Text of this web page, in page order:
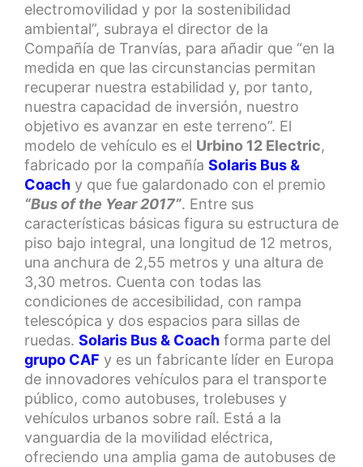
electromovilidad y por la sostenibilidad
ambiental”, subraya el director de la
Compañía de Tranvías, para añadir que “en la
medida en que las circunstancias permitan
recuperar nuestra estabilidad y, por tanto,
nuestra capacidad de inversión, nuestro
objetivo es avanzar en este terreno”. El
modelo de vehículo es el Urbino 12 Electric,
fabricado por la compañía Solaris Bus &
Coach y que fue galardonado con el premio
“Bus of the Year 2017”. Entre sus
características básicas figura su estructura de
piso bajo integral, una longitud de 12 metros,
una anchura de 2,55 metros y una altura de
3,30 metros. Cuenta con todas las
condiciones de accesibilidad, con rampa
telescópica y dos espacios para sillas de
ruedas. Solaris Bus & Coach forma parte del
grupo CAF y es un fabricante líder en Europa
de innovadores vehículos para el transporte
público, como autobuses, trolebuses y
vehículos urbanos sobre raíl. Está a la
vanguardia de la movilidad eléctrica,
ofreciendo una amplia gama de autobuses de